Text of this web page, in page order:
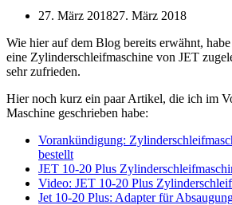
27. März 201827. März 2018
Wie hier auf dem Blog bereits erwähnt,
eine Zylinderschleifmaschine von JET
sehr zufrieden.
Hier noch kurz ein paar Artikel, die ich im
Maschine geschrieben habe:
Vorankündigung:
bestellt
JET 10-20 Plus
Video: JET 10-20 Plus
Jet 10-20 Plus: Adapter für